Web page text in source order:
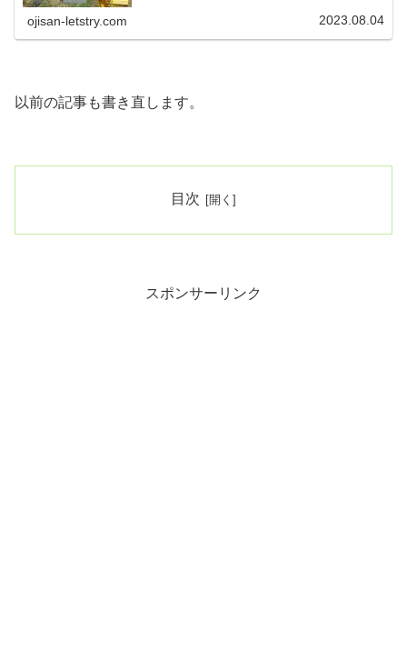
ojisan-letstry.com 2023.08.04
以前の記事も書き直します。
目次
スポンサーリンク